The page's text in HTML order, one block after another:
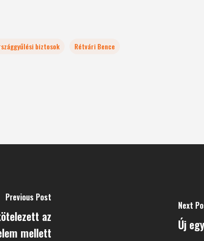
biztosok Rétvári Bence
Previous Post
az
mellett
Next
Új